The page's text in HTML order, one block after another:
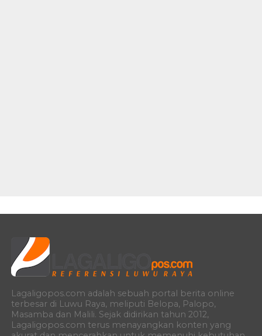
Lagaligopos.com adalah sebuah portal berita online
terbesar di Luwu Raya, meliputi Belopa, Palopo,
Masamba dan Malili. Sejak didirikan tahun 2012,
Lagaligopos.com terus menayangkan konten yang